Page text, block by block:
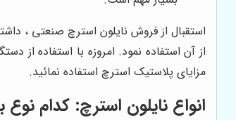
استقبال از فروش نایلون استرچ صنعتی ،
از آن استفاده نمود. امروزه با استفاده
مزایای پلاستیک استرچ استفاده نمائید.
انواع نایلون استرچ: کدام